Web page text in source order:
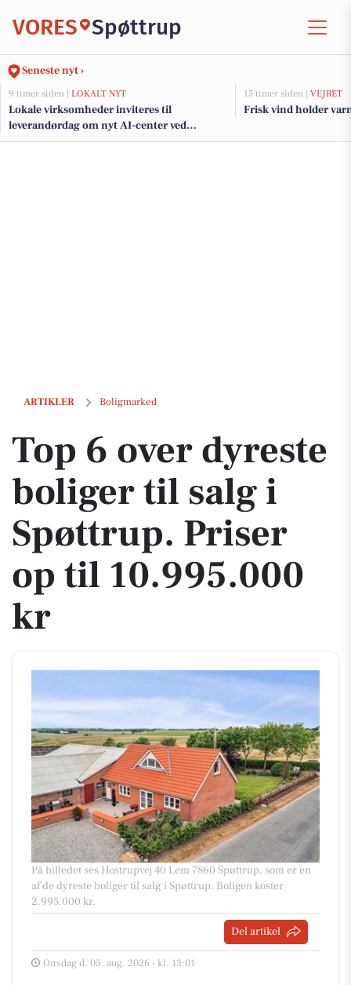
VORES Spøttrup
Seneste nyt ›
9 timer siden | LOKALT NYT
Lokale virksomheder inviteres til
leverandørdag om nyt AI-center ved
GreenLab nord for Skive
15 timer siden | VEJRET
Frisk vind holder
ARTIKLER Boligmarked
Top 6 over dyreste boliger til salg i Spøttrup. Priser op til 10.995.000
Top 6 over dyreste
boliger til salg i
Spøttrup. Priser
op til 10.995.000
kr
På billedet ses Hostrupvej 40 Lem 7860 Spøttrup, som er en
af de dyreste boliger til salg i Spøttrup. Boligen koster
2.995.000 kr.
Del artikel
Onsdag d. 05. aug. 2026 - kl. 13:01